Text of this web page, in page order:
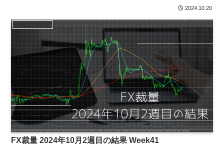
2024.10.20
FX裁量 2024年10月2週目の結果 Week41